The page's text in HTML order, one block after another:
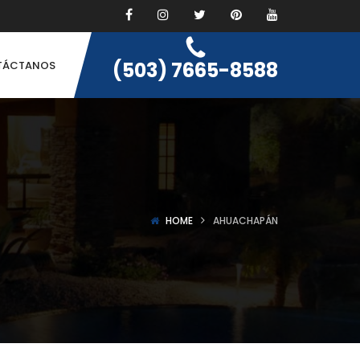
(503) 7665-8588
HOME AHUACHAPÁN